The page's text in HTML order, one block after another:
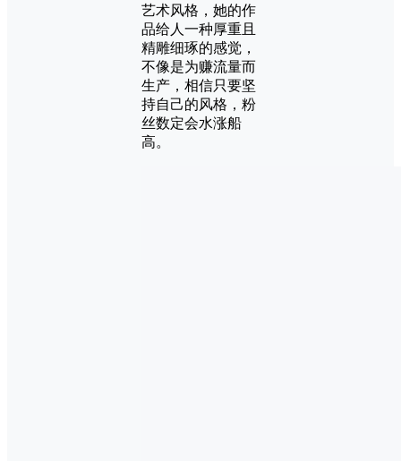
艺术风格，她的作
品给人一种厚重且
精雕细琢的感觉，
不像是为赚流量而
生产，相信只要坚
持自己的风格，粉
丝数定会水涨船
高。